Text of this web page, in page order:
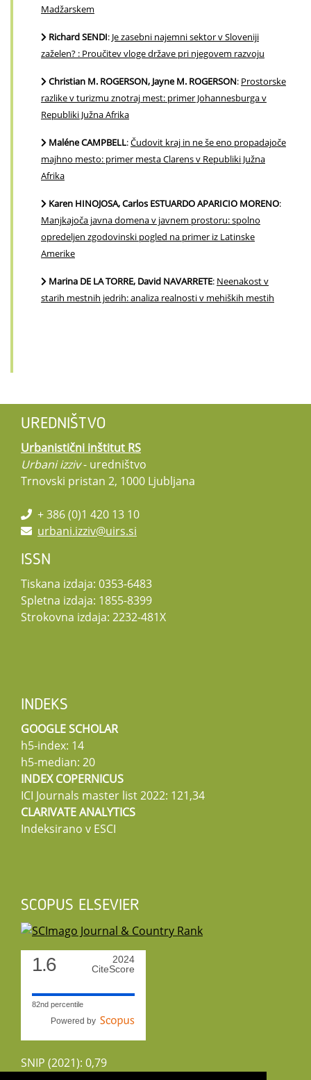
Madžarskem
Richard SENDI: Je zasebni najemni sektor v Sloveniji
zaželen? : Proučitev vloge države pri njegovem razvoju
Christian M. ROGERSON, Jayne M. ROGERSON: Prostorske
razlike v turizmu znotraj mest: primer Johannesburga v
Republiki Južna Afrika
Maléne CAMPBELL:Čudovit kraj in ne še eno propadajoče
majhno mesto: primer mesta Clarens v Republiki Južna
Afrika
Karen HINOJOSA, Carlos ESTUARDO APARICIO MORENO:
Manjkajoča javna domena v javnem prostoru: spolno
opredeljen zgodovinski pogled na primer iz Latinske
Amerike
Marina DE LA TORRE, David NAVARRETE: Neenakost v
starih mestnih jedrih: analiza realnosti v mehiških mestih
UREDNIŠTVO
Urbanistični inštitut RS
Urbani izziv- uredništvo
Trnovski pristan 2, 1000 Ljubljana
+ 386 (0)1 420 13 10
urbani.izziv@uirs.si
ISSN
Tiskana izdaja: 0353-6483
Spletna izdaja: 1855-8399
Strokovna izdaja: 2232-481X
INDEKS
GOOGLE SCHOLAR
h5-index: 14
h5-median: 20
INDEX COPERNICUS
ICI Journals master list 2022: 121,34
CLARIVATE ANALYTICS
Indeksirano v ESCI
SCOPUS ELSEVIER
1.6
2024
CiteScore
82nd percentile
Powered by
SNIP (2021): 0,79